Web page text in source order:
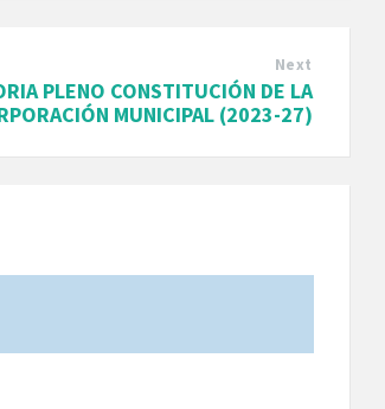
Next
PLENO CONSTITUCIÓN DE LA
MUNICIPAL (2023-27)